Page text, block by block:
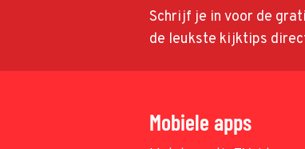
Schrijf je in voor de
de leukste kijktips
Mobiele apps